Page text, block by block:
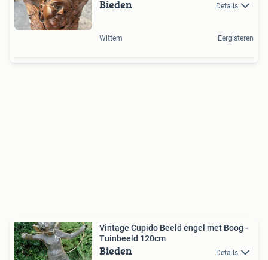
Bieden Details
Wittem Eergisteren
Vintage Cupido Beeld engel met Boog -
Tuinbeeld 120cm
Bieden Details